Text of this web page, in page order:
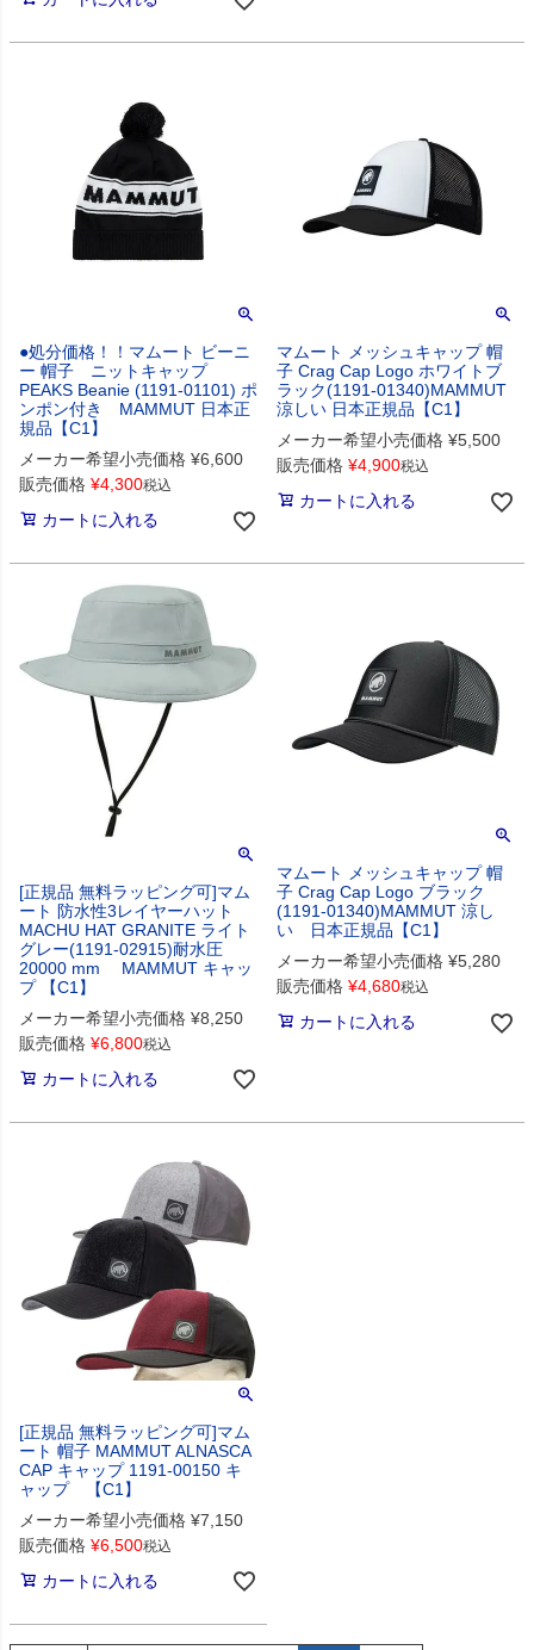
●処分価格！！マムート ビーニ
ー 帽子 ニットキャップ
PEAKS Beanie (1191-01101) ポ
ンポン付き MAMMUT 日本正
規品【C1】
メーカー希望小売価格 ¥6,600
販売価格 ¥4,300税込
カートに入れる
マムート メッシュキャップ 帽
子 Crag Cap Logo ホワイトブ
ラック(1191-01340)MAMMUT
涼しい 日本正規品【C1】
メーカー希望小売価格 ¥5,500
販売価格 ¥4,900税込
カートに入れる
[正規品 無料ラッピング可]マム
ート 防水性3レイヤーハット
MACHU HAT GRANITE ライト
グレー(1191-02915)耐水圧
20000 mm MAMMUT キャッ
プ 【C1】
メーカー希望小売価格 ¥8,250
販売価格 ¥6,800税込
カートに入れる
マムート メッシュキャップ 帽
子 Crag Cap Logo ブラック
(1191-01340)MAMMUT 涼し
い 日本正規品【C1】
メーカー希望小売価格 ¥5,280
販売価格 ¥4,680税込
カートに入れる
[正規品 無料ラッピング可]マム
ート 帽子 MAMMUT ALNASCA
CAP キャップ 1191-00150 キ
ャップ 【C1】
メーカー希望小売価格 ¥7,150
販売価格 ¥6,500税込
カートに入れる